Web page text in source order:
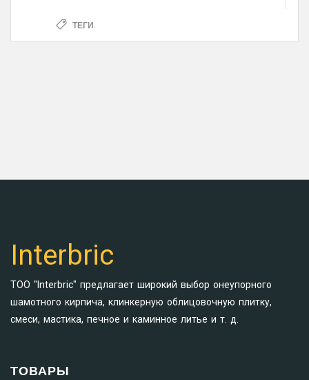
ТЕГИ
Interbric
ТОО "Interbric" предлагает широкий выбор онеупорного
шамотного кирпича, клинкерную облицовочную плитку,
смеси, мастика, печное и каминное литье и т. д.
ТОВАРЫ